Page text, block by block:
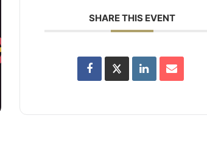
SHARE THIS EVENT